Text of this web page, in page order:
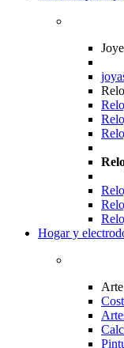
Hogar y
Arte